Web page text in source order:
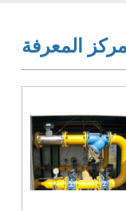
مركز المعرفة